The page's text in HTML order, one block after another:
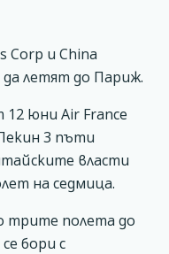
Corp и China
летят до Париж.
юни Air France
3 пъти
власти
на седмица.
трите полета до
бори с